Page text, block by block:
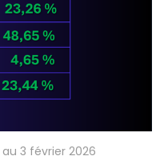
3 février 2026